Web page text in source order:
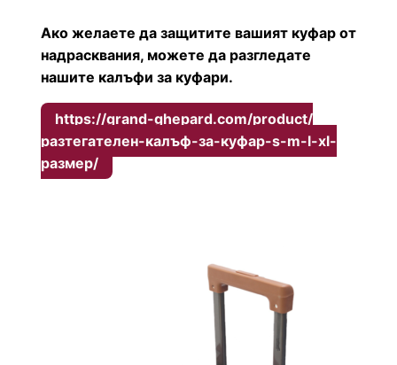
Ако желаете да защитите вашият куфар от
надрасквания, можете да разгледате
нашите калъфи за куфари.
https://grand-ghepard.com/product/
разтегателен-калъф-за-куфар-s-m-l-xl-
размер/